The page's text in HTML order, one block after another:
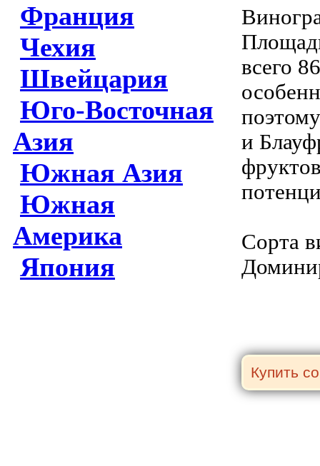
Франция
Чехия
Швейцария
Юго-Восточная
Азия
Южная Азия
Южная
Америка
Япония
всего
и
Сорта